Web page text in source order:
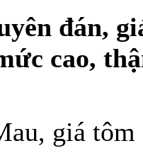
đán,
cao,
giá